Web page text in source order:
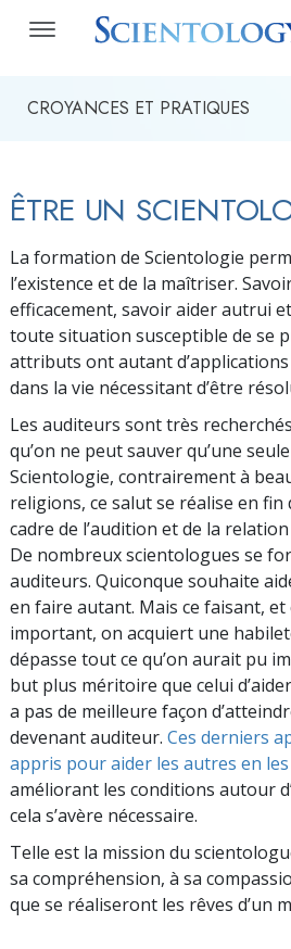
CROYANCES ET PRATIQUES
ÊTRE UN
La formation de Scientologie
l’existence et de la maîtriser.
efficacement, savoir aider autrui
toute situation susceptible de se
attributs ont autant d’applications
dans la vie nécessitant d’être
Les auditeurs sont très
qu’on ne peut sauver qu’une
Scientologie, contrairement à
religions, ce salut se réalise en fin
cadre de l’audition et de la
De nombreux scientologues se
auditeurs. Quiconque souhaite
en faire autant. Mais ce faisant,
important, on acquiert une
dépasse tout ce qu’on aurait pu
but plus méritoire que celui
a pas de meilleure façon
devenant auditeur. Ces derniers
appris pour aider les autres en
améliorant les conditions autour
cela s’avère nécessaire.
Telle est la mission du
sa compréhension, à sa
que se réaliseront les rêves d’un